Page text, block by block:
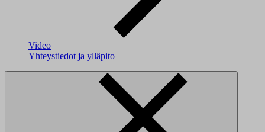
Video
Yhteystiedot ja ylläpito